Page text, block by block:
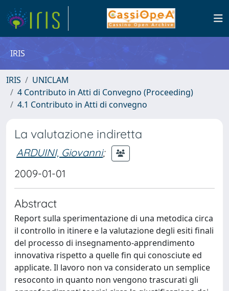
IRIS
IRIS
UNICLAM
4 Contributo in Atti di Convegno (Proceeding)
4.1 Contributo in Atti di convegno
La valutazione indiretta
ARDUINI, Giovanni;
2009-01-01
Abstract
Report sulla sperimentazione di una metodica circa
il controllo in itinere e la valutazione degli esiti finali
del processo di insegnamento-apprendimento
innovativa rispetto a quelle fin qui conosciute ed
applicate. Il lavoro non va considerato un semplice
resoconto in quanto non vengono trascurati gli